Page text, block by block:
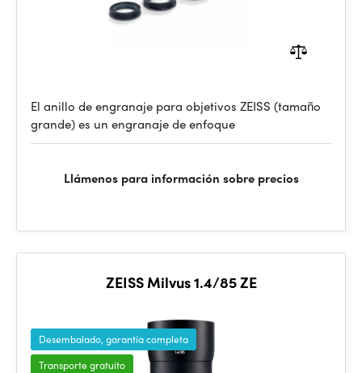
El anillo de engranaje para objetivos ZEISS (tamaño
grande) es un engranaje de enfoque
Llámenos para información sobre precios
ZEISS Milvus 1.4/85 ZE
Desembalado, garantía completa
Transporte gratuito